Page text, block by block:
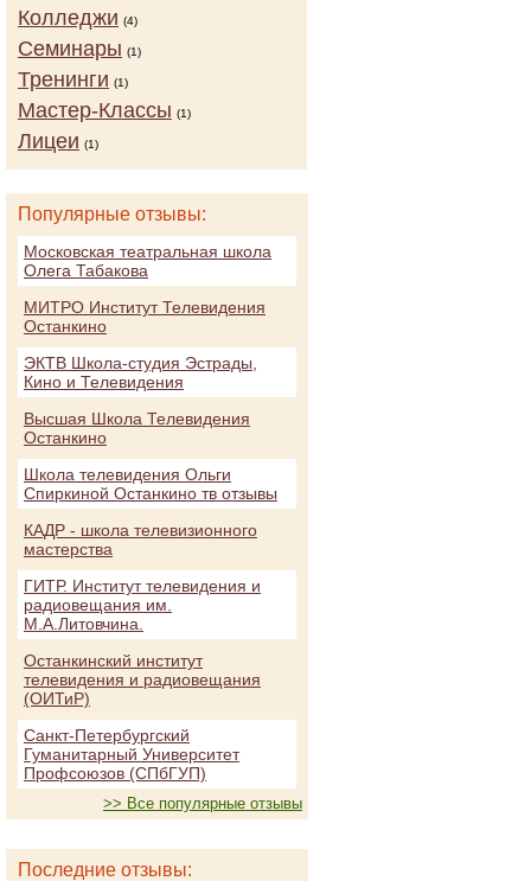
Колледжи (4)
Семинары (1)
Тренинги (1)
Мастер-Классы (1)
Лицеи (1)
Популярные отзывы:
Московская театральная школа
Олега Табакова
МИТРО Институт Телевидения
Останкино
ЭКТВ Школа-студия Эстрады,
Кино и Телевидения
Высшая Школа Телевидения
Останкино
Школа телевидения Ольги
Спиркиной Останкино тв отзывы
КАДР - школа телевизионного
мастерства
ГИТР. Институт телевидения и
радиовещания им.
М.А.Литовчина.
Останкинский институт
телевидения и радиовещания
(ОИТиР)
Санкт-Петербургский
Гуманитарный Университет
Профсоюзов (СПбГУП)
>> Все популярные отзывы
Последние отзывы: